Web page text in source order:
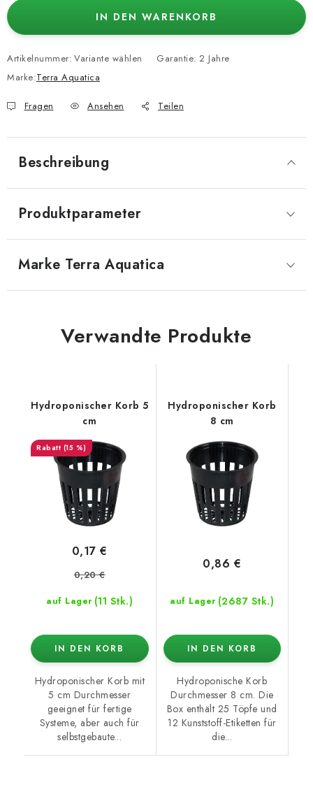
IN DEN WARENKORB
Artikelnummer: Variante wählen
Marke:Terra Aquatica
Garantie: 2 Jahre
Fragen Ansehen Teilen
Beschreibung
Produktparameter
Marke Terra Aquatica
Verwandte Produkte
Hydroponischer Korb 5
cm
(15 %)
auf Lager (11 Stk.)
0,17 €
0,20 €
IN DEN KORB
Hydroponischer Korb mit
5 cm Durchmesser
geeignet für fertige
Systeme, aber auch für
selbstgebaute...
Hydroponischer Korb
8 cm
auf Lager (2687 Stk.)
0,86 €
IN DEN KORB
Hydroponische Korb
Durchmesser 8 cm. Die
Box enthält 25 Töpfe und
12 Kunststoff-Etiketten für
die...